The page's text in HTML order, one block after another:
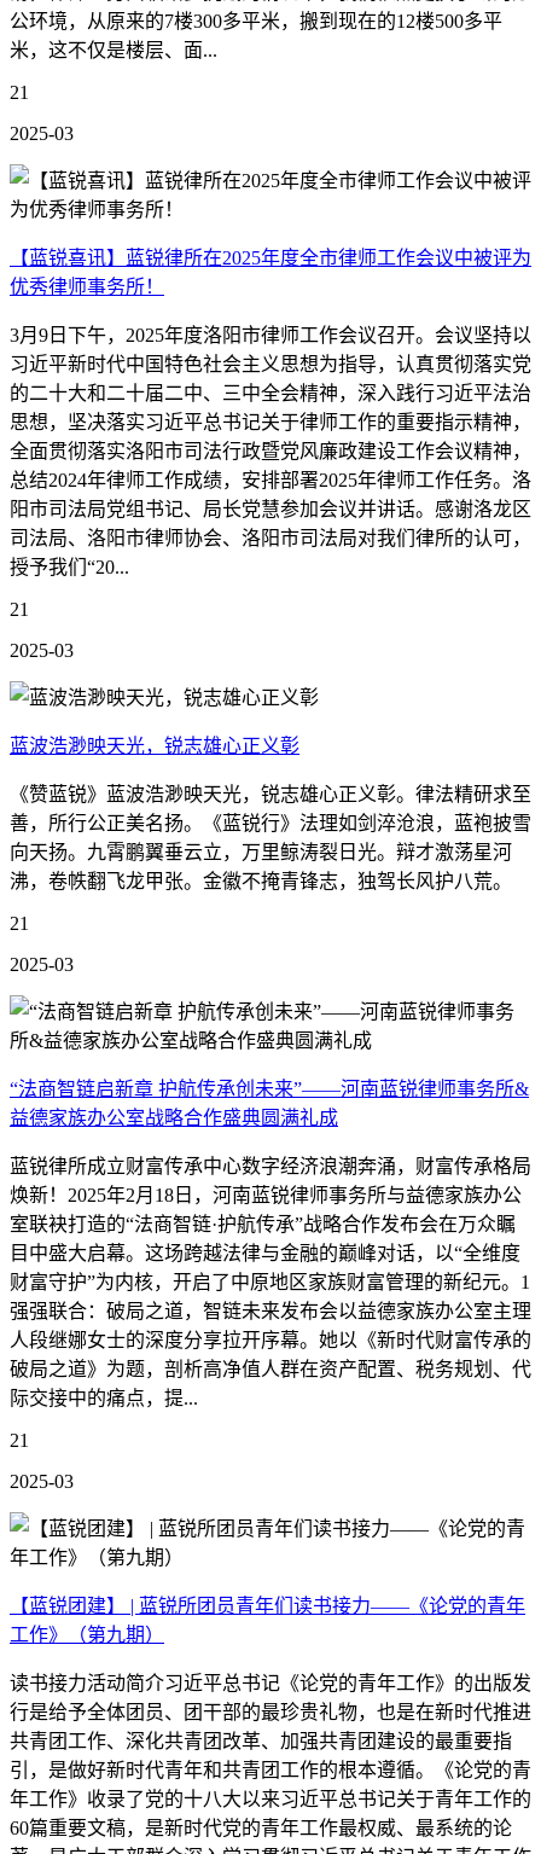
公环境，从原来的7楼300多平米，搬到现在的12楼500多平
米，这不仅是楼层、面...
21
2025-03
【蓝锐喜讯】蓝锐律所在2025年度全市律师工作会议中被评为
优秀律师事务所！
3月9日下午，2025年度洛阳市律师工作会议召开。会议坚持以
习近平新时代中国特色社会主义思想为指导，认真贯彻落实党
的二十大和二十届二中、三中全会精神，深入践行习近平法治
思想，坚决落实习近平总书记关于律师工作的重要指示精神，
全面贯彻落实洛阳市司法行政暨党风廉政建设工作会议精神，
总结2024年律师工作成绩，安排部署2025年律师工作任务。洛
阳市司法局党组书记、局长党慧参加会议并讲话。感谢洛龙区
司法局、洛阳市律师协会、洛阳市司法局对我们律所的认可，
授予我们“20...
21
2025-03
蓝波浩渺映天光，锐志雄心正义彰
《赞蓝锐》蓝波浩渺映天光，锐志雄心正义彰。律法精研求至
善，所行公正美名扬。《蓝锐行》法理如剑淬沧浪，蓝袍披雪
向天扬。九霄鹏翼垂云立，万里鲸涛裂日光。辩才激荡星河
沸，卷帙翻飞龙甲张。金徽不掩青锋志，独驾长风护八荒。
21
2025-03
“法商智链启新章 护航传承创未来”——河南蓝锐律师事务所&
益德家族办公室战略合作盛典圆满礼成
蓝锐律所成立财富传承中心数字经济浪潮奔涌，财富传承格局
焕新！2025年2月18日，河南蓝锐律师事务所与益德家族办公
室联袂打造的“法商智链·护航传承”战略合作发布会在万众瞩
目中盛大启幕。这场跨越法律与金融的巅峰对话，以“全维度
财富守护”为内核，开启了中原地区家族财富管理的新纪元。1
强强联合：破局之道，智链未来发布会以益德家族办公室主理
人段继娜女士的深度分享拉开序幕。她以《新时代财富传承的
破局之道》为题，剖析高净值人群在资产配置、税务规划、代
际交接中的痛点，提...
21
2025-03
【蓝锐团建】 | 蓝锐所团员青年们读书接力——《论党的青年
工作》（第九期）
读书接力活动简介习近平总书记《论党的青年工作》的出版发
行是给予全体团员、团干部的最珍贵礼物，也是在新时代推进
共青团工作、深化共青团改革、加强共青团建设的最重要指
引，是做好新时代青年和共青团工作的根本遵循。《论党的青
年工作》收录了党的十八大以来习近平总书记关于青年工作的
60篇重要文稿，是新时代党的青年工作最权威、最系统的论